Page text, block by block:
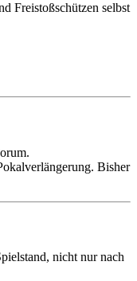
Freistoßschützen selbst
Bisher
nicht nur nach